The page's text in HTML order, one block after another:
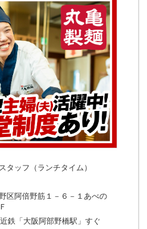
タッフ（ランチタイム）
区阿倍野筋１－６－１あべの
鉄「大阪阿部野橋駅」すぐ